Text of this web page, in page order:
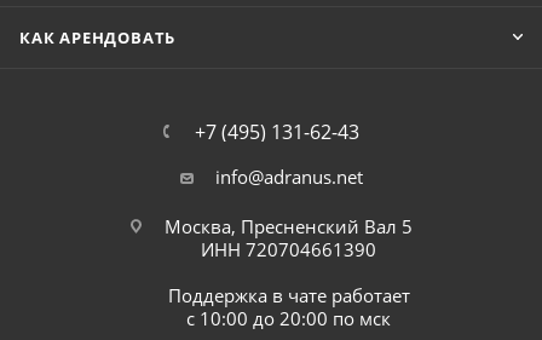
КАК АРЕНДОВАТЬ
+7 (495) 131-62-43
info@adranus.net
Москва, Пресненский Вал 5
ИНН 720704661390
Поддержка в чате работает
с 10:00 до 20:00 по мск